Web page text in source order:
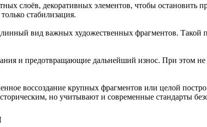
слоёв, декоративных элементов, чтобы остановить
стабилизация.
вид важных художественных фрагментов. Такой
и предотвращающие дальнейший износ. При этом не
воссоздание крупных фрагментов или целой
но учитывают и современные стандарты